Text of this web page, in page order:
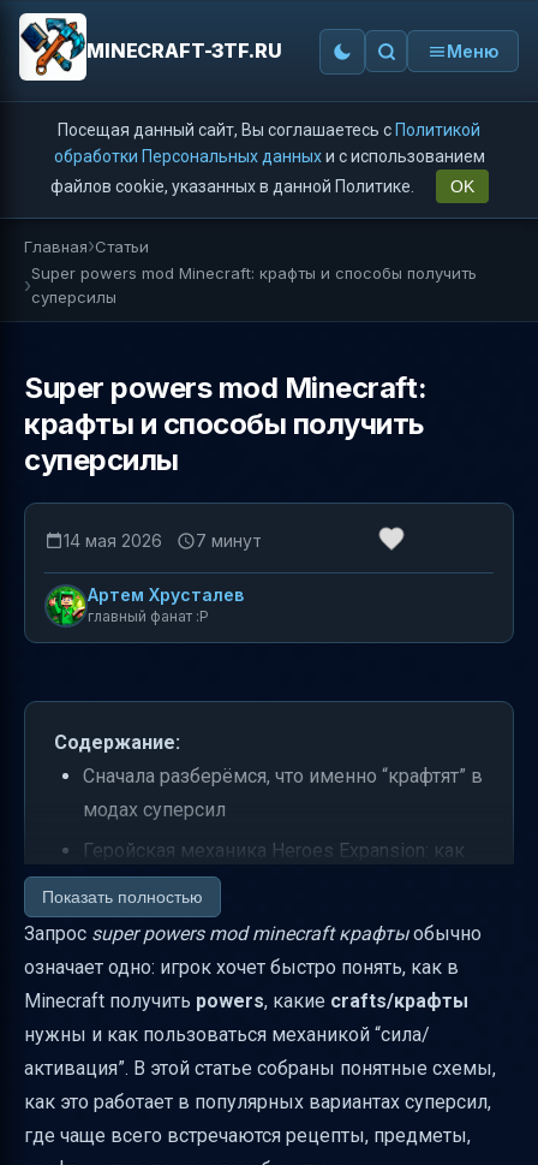
MINECRAFT-3TF.RU Меню
Посещая данный сайт, Вы соглашаетесь с Политикой
обработки Персональных данныхи с использованием
файлов cookie, указанных в данной Политике.
OK
Главная Статьи
Super powers mod Minecraft: крафты и способы получить
суперсилы
Super powers mod Minecraft:
крафты и способы получить
суперсилы
14 мая 2026 7 минут
Артем Хрусталев
главный фанат :P
Содержание:
Сначала разберёмся, что именно “крафтят” в
модах суперсил
Геройская механика Heroes Expansion: как
получить суперсилы и что нужно крафтить
Датапак “Powers / Super Powers” (Minecraft
1.21+): как получить и что крафтить
Обновление “SVM Powers 1.72”: новые
power, заточка и изменения управления
Короткая таблица: что чаще всего нужно
игроку для “super powers” и где там крафт
Практический “маршрут” для игрока: от
Показать полностью
Запрос super powers mod minecraft крафтыобычно
означает одно: игрок хочет быстро понять, как в
Minecraft получить powers, какие crafts/крафты
нужны и как пользоваться механикой “сила/
активация”. В этой статье собраны понятные схемы,
как это работает в популярных вариантах суперсил,
где чаще всего встречаются рецепты, предметы,